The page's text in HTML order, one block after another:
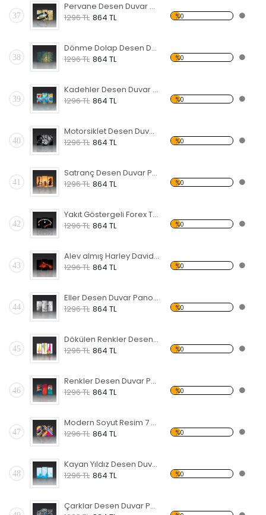
37
Pervane Desen Duvar Panosu 3AS-1114
1296 TL 864 TL %0
38
Dönme Dolap Desen Duvar Panosu 3AS-1116
1296 TL 864 TL %0
39
Kadehler Desen Duvar Panosu 3AS-1117
1296 TL 864 TL %0
40
Motorsiklet Desen Duvar Panosu 3AS-1120
1296 TL 864 TL %0
41
Satranç Desen Duvar Panosu
1296 TL 864 TL %0
42
Yakıt Göstergeli Forex Tablo
1296 TL 864 TL %0
43
Alev almış Harley Davidson Forex Tablo
1296 TL 864 TL %0
44
Eller Desen Duvar Panosu
1296 TL 864 TL %0
45
Dökülen Renkler Desen Duvar Panosu
1296 TL 864 TL %0
46
Renkler Desen Duvar Panosu
1296 TL 864 TL %0
47
Modern Soyut Resim 7 Forex Tablo
1296 TL 864 TL %0
48
Kayan Yıldız Desen Duvar Panosu
1296 TL 864 TL %0
Çarklar Desen Duvar Panosu